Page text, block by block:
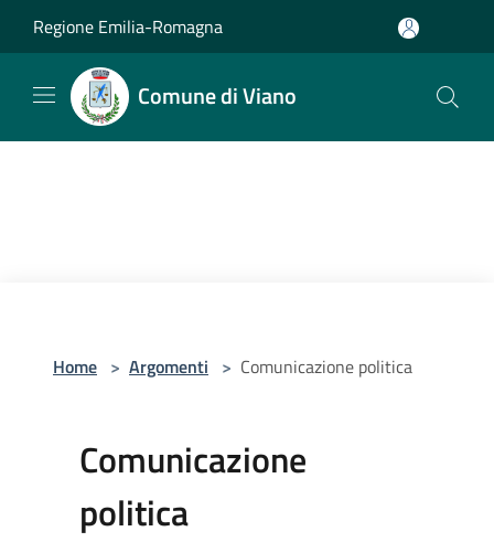
Regione Emilia-Romagna
Comune di Viano
Home > Argomenti > Comunicazione politica
Comunicazione
politica